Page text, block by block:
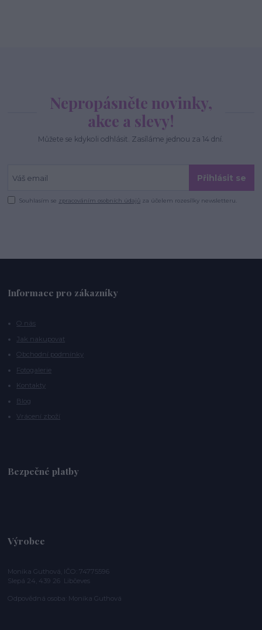
Nepropásněte novinky,
akce a slevy!
Můžete se kdykoli odhlásit. Zasíláme jednou za 14 dní.
Přihlásit se
Souhlasím se zpracováním osobních údajů za účelem rozesílky newsletteru.
Informace pro zákazníky
O nás
Jak nakupovat
Obchodní podmínky
Fotogalerie
Kontakty
Blog
Vrácení zboží
Bezpečné platby
Výrobce
Monika Guthová, IČO: 74775596
Slepá 24, 439 26 Libčeves
Odpovědná osoba: Monika Guthová